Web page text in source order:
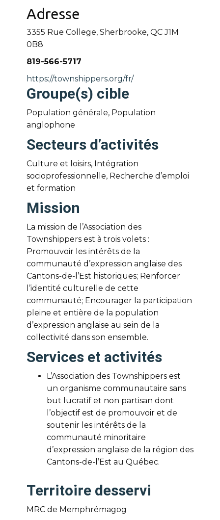
Adresse
3355 Rue College, Sherbrooke, QC J1M
0B8
819-566-5717
https://townshippers.org/fr/
Groupe(s) cible
Population générale, Population
anglophone
Secteurs d’activités
Culture et loisirs, Intégration
socioprofessionnelle, Recherche d’emploi
et formation
Mission
La mission de l’Association des
Townshippers est à trois volets :
Promouvoir les intérêts de la
communauté d’expression anglaise des
Cantons-de-l’Est historiques; Renforcer
l’identité culturelle de cette
communauté; Encourager la participation
pleine et entière de la population
d’expression anglaise au sein de la
collectivité dans son ensemble.
Services et activités
L’Association des Townshippers est
un organisme communautaire sans
but lucratif et non partisan dont
l’objectif est de promouvoir et de
soutenir les intérêts de la
communauté minoritaire
d’expression anglaise de la région des
Cantons-de-l’Est au Québec.
Territoire desservi
MRC de Memphrémagog